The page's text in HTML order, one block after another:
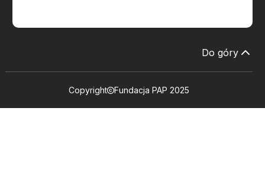
Do góry
Copyright Fundacja PAP 2025